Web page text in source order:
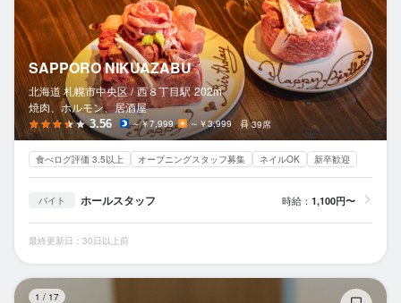
SAPPORO NIKUAZABU
北海道 札幌市中央区 / 西８丁目駅 202m
焼肉、ホルモン、居酒屋
3.56 ～￥7,999 ～￥3,999 39席
食べログ評価 3.5以上 オープニングスタッフ募集 ネイルOK 新卒歓迎
バイト ホールスタッフ 時給： 1,100円〜
最終更新日：30日以上前
1 / 17